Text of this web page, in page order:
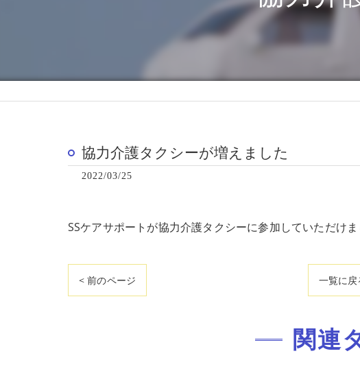
協力介護タクシーが増えました
2022/03/25
SSケアサポートが協力介護タクシーに参加していただけま
< 前のページ 一覧に戻
関連